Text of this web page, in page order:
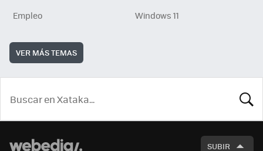
Empleo
Windows 11
VER MÁS TEMAS
SUBIR